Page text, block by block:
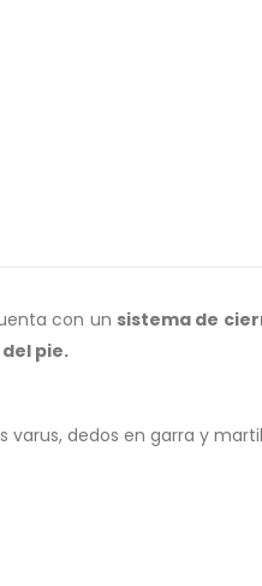
con un sistema de
pie.
dedos en garra y